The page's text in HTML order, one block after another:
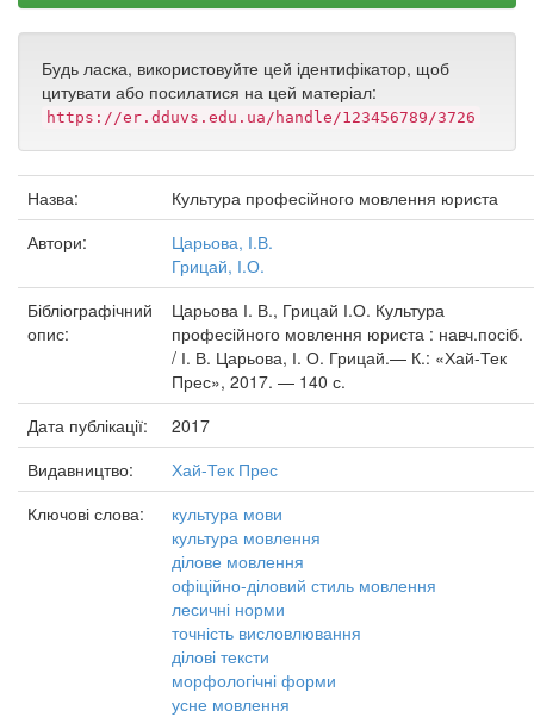
Будь ласка, використовуйте цей ідентифікатор, щоб
цитувати або посилатися на цей матеріал:
https://er.dduvs.edu.ua/handle/123456789/3726
Назва:
Культура професійного мовлення юриста
Автори:
Царьова, І.В.
Грицай, І.О.
Бібліографічний
опис:
Царьова І. В., Грицай І.О. Культура
професійного мовлення юриста : навч.посіб.
/ І. В. Царьова, І. О. Грицай.— К.: «Хай-Тек
Прес», 2017. — 140 с.
Дата публікації:
2017
Видавництво:
Хай-Тек Прес
Ключові слова:
культура мови
культура мовлення
ділове мовлення
офіційно-діловий стиль мовлення
лесичні норми
точність висловлювання
ділові тексти
морфологічні форми
усне мовлення